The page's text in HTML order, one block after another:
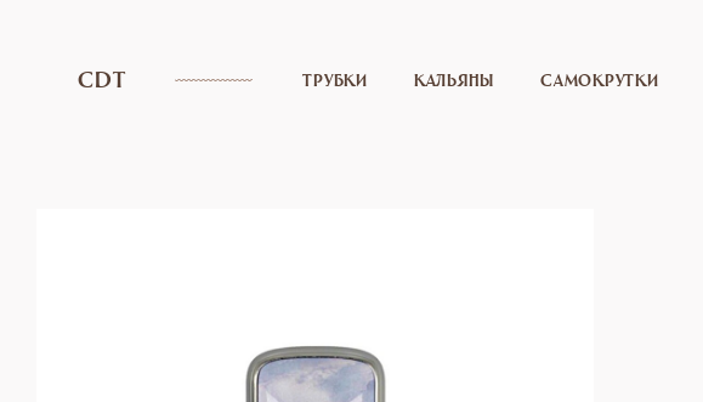
CDT ТРУБКИ КАЛЬЯНЫ САМОКРУТКИ